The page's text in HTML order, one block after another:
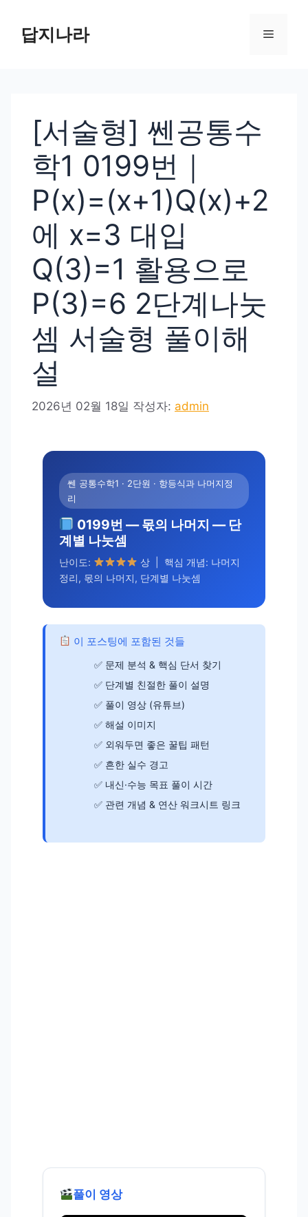
답지나라 메
[서술형] 쎈공통수
학1 0199번｜
P(x)=(x+1)Q(x)+2
에 x=3 대입
Q(3)=1 활용으로
P(3)=6 2단계나눗
셈 서술형 풀이해
설
2026년 02월 18일 작성자: admin
쎈 공통수학1 · 2단원 · 항등식과 나머지정
리
0199번 — 몫의 나머지 — 단
계별 나눗셈
난이도:
상 | 핵심 개념: 나머지
정리, 몫의 나머지, 단계별 나눗셈
이 포스팅에 포함된 것들
문제 분석 & 핵심 단서 찾기
단계별 친절한 풀이 설명
풀이 영상 (유튜브)
해설 이미지
외워두면 좋은 꿀팁 패턴
흔한 실수 경고
내신·수능 목표 풀이 시간
관련 개념 & 연산 워크시트 링크
풀이 영상